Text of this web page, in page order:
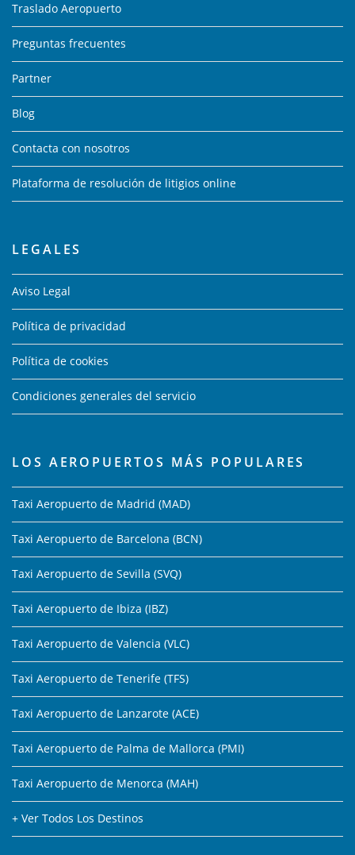
Traslado Aeropuerto
Preguntas frecuentes
Partner
Blog
Contacta con nosotros
Plataforma de resolución de litigios online
LEGALES
Aviso Legal
Política de privacidad
Política de cookies
Condiciones generales del servicio
LOS AEROPUERTOS MÁS POPULARES
Taxi Aeropuerto de Madrid (MAD)
Taxi Aeropuerto de Barcelona (BCN)
Taxi Aeropuerto de Sevilla (SVQ)
Taxi Aeropuerto de Ibiza (IBZ)
Taxi Aeropuerto de Valencia (VLC)
Taxi Aeropuerto de Tenerife (TFS)
Taxi Aeropuerto de Lanzarote (ACE)
Taxi Aeropuerto de Palma de Mallorca (PMI)
Taxi Aeropuerto de Menorca (MAH)
+ Ver Todos Los Destinos